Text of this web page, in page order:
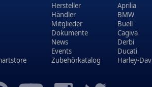
Hersteller
Händler
Mitglieder
Dokumente
News
Events
Zubehörkatalog
Aprilia
BMW
Buell
Cagiva
Derbi
Ducati
Harley-